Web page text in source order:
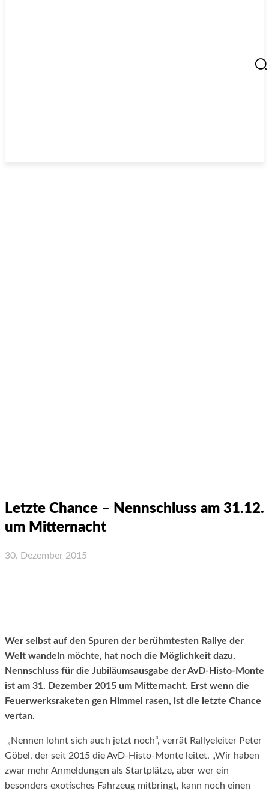
Letzte Chance – Nennschluss am 31.12.
um Mitternacht
30. Dezember 2015
Wer selbst auf den Spuren der berühmtesten Rallye der
Welt wandeln möchte, hat noch die Möglichkeit dazu.
Nennschluss für die Jubiläumsausgabe der AvD-Histo-Monte
ist am 31. Dezember 2015 um Mitternacht. Erst wenn die
Feuerwerksraketen gen Himmel rasen, ist die letzte Chance
vertan.
„Nennen lohnt sich auch jetzt noch“, verrät Rallyeleiter Peter
Göbel, der seit 2015 die AvD-Histo-Monte leitet. „Wir haben
zwar mehr Anmeldungen als Startplätze, aber wer ein
besonders exotisches Fahrzeug mitbringt, kann noch einen